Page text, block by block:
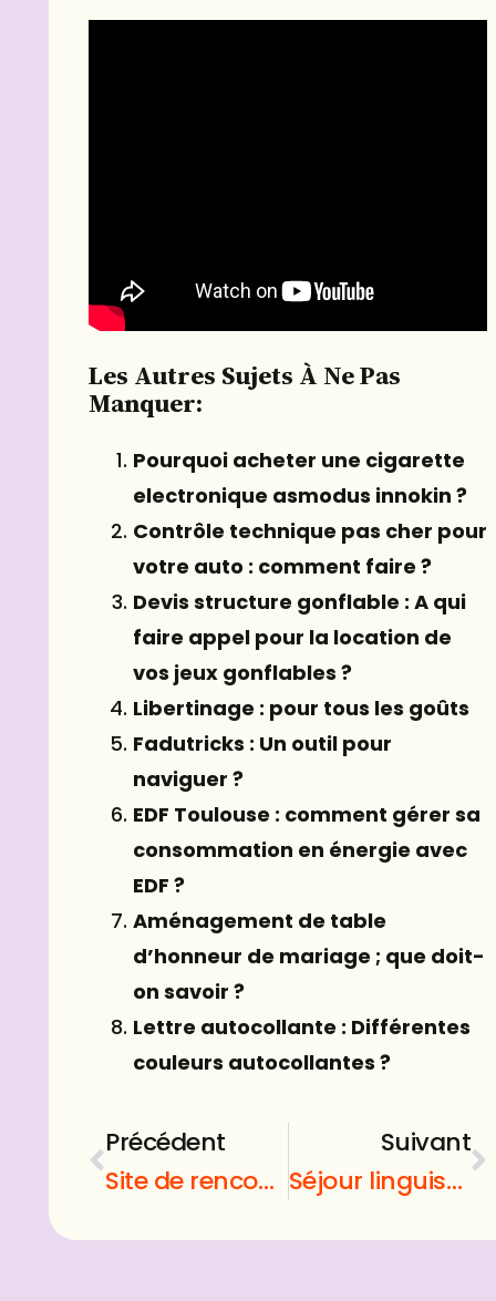
Les Autres Sujets À Ne Pas
Manquer:
Pourquoi acheter une cigarette
electronique asmodus innokin ?
Contrôle technique pas cher pour
votre auto : comment faire ?
Devis structure gonflable : A qui
faire appel pour la location de
vos jeux gonflables ?
Libertinage : pour tous les goûts
Fadutricks : Un outil pour
naviguer ?
EDF Toulouse : comment gérer sa
consommation en énergie avec
EDF ?
Aménagement de table
d’honneur de mariage ; que doit-
on savoir ?
Lettre autocollante : Différentes
couleurs autocollantes ?
Précédent
Site de rencontre coquin : pour tous les goûts
Suivant
Séjour linguistique : comment apprendre une langue et découvrir le monde ?